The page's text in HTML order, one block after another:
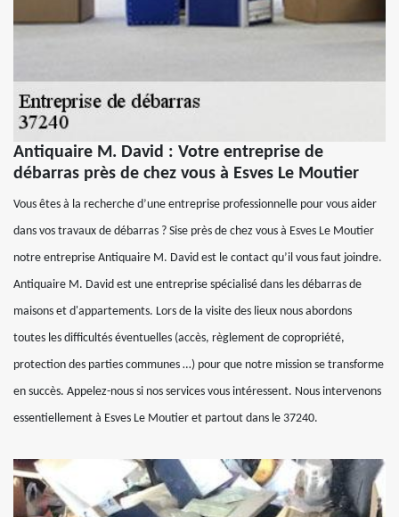
Antiquaire M. David : Votre entreprise de
débarras près de chez vous à Esves Le Moutier
Vous êtes à la recherche d’une entreprise professionnelle pour vous aider
dans vos travaux de débarras ? Sise près de chez vous à Esves Le Moutier
notre entreprise Antiquaire M. David est le contact qu’il vous faut joindre.
Antiquaire M. David est une entreprise spécialisé dans les débarras de
maisons et d'appartements. Lors de la visite des lieux nous abordons
toutes les difficultés éventuelles (accès, règlement de copropriété,
protection des parties communes …) pour que notre mission se transforme
en succès. Appelez-nous si nos services vous intéressent. Nous intervenons
essentiellement à Esves Le Moutier et partout dans le 37240.